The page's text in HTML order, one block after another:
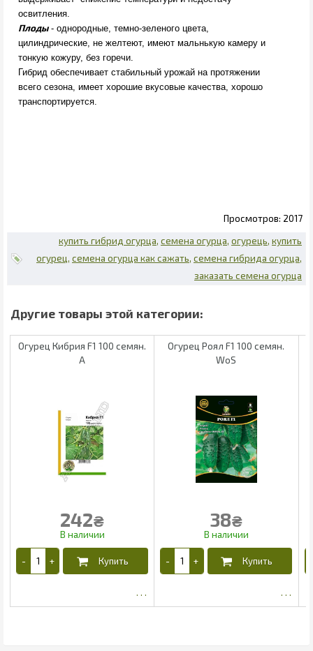
освитления.
Плоды- однородные, темно-зеленого цвета,
цилиндрические, не желтеют, имеют мальнькую камеру и
тонкую кожуру, без горечи.
Гибрид обеспечивает стабильный урожай на протяжении
всего сезона, имеет хорошие вкусовые качества, хорошо
транспортируется.
2017
купить гибрид огурца семена огурца огурець купить
огурец семена огурца как сажать семена гибрида огурца
заказать семена огурца
Огурец Кибрия F1 100 семян.
А
242₴
Огурец Роял F1 100 семян.
WoS
38₴